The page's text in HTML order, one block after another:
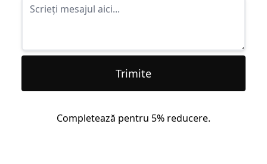
Trimite
Completează pentru 5% reducere.